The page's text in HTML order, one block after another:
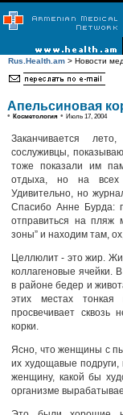
Rus.Health.am > Новости
Апельсиновая
• Косметология • Июль 17, 2004
Заканчивается
сослуживцы,
тоже показали им
отдыха, но на всех
Удивительно, но
Спасибо Анне Бурда:
отправиться на пляж
зоны” и находим там,
Целлюлит - это жир.
коллагеновые ячейки.
в районе бедер и
этих местах тонкая
просвечивает сквозь
корки.
Ясно, что женщины с
их худощавые
женщину, какой бы
организме